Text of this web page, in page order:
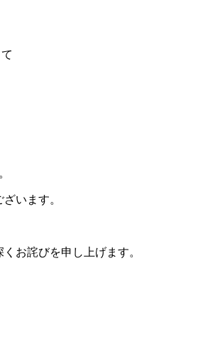
います。
お詫びを申し上げます。